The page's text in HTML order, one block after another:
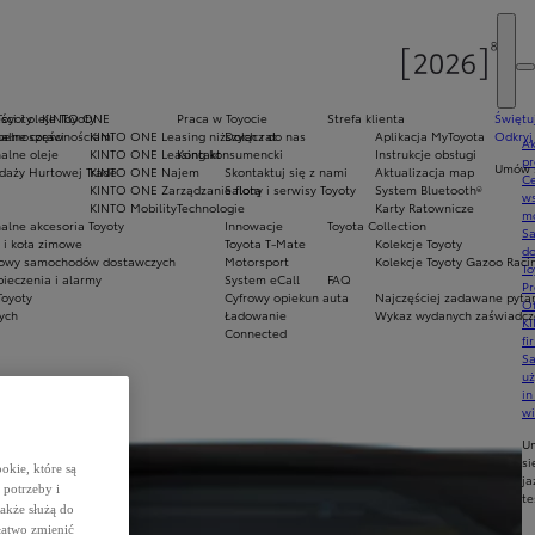
Praca w Toyocie
Dołącz do nas
Kontakt
Skontaktuj się z nami
Salony i serwisy Toyoty
Technologie
Innowacje
Toyota T-Mate
Motorsport
System eCall
Cyfrowy opiekun auta
Ładowanie
Connected
KINTO ONE
KINTO ONE Leasing niższych rat
KINTO ONE Leasing konsumencki
KINTO ONE Najem
KINTO ONE Zarządzanie flotą
KINTO Mobility
i oleje Toyoty
części
oleje
Hurtowej Trade
akcesoria Toyoty
koła zimowe
samochodów dostawczych
i alarmy
Strefa klienta
Aplikacja MyToyota
Instrukcje obsługi
Aktualizacja map
System Bluetooth®
Karty Ratownicze
Toyota Collection
Kolekcje Toyoty
Kolekcje Toyoty Gazoo
FAQ
Najczęściej zadawane
Wykaz wydanych
które są
potrzeby i
służą do
zmienić